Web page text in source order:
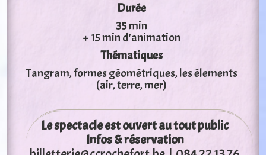
Durée
35 min
+ 15 min d'animation
Thématiques
Tangram, formes géométriques, les élements
(air, terre, mer)
Le spectacle est ouvert au tout public
Infos & réservation